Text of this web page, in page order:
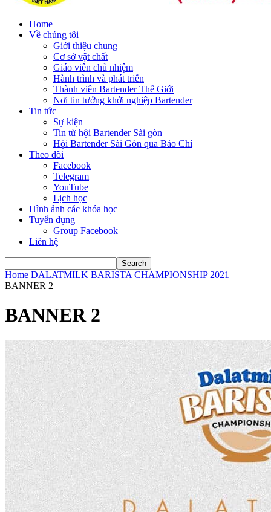
Home
Về chúng tôi
Giới thiệu chung
Cơ sở vật chất
Giáo viên chủ nhiệm
Hành trình và phát triển
Thành viên Bartender Thế Giới
Nơi tin tưởng khởi nghiệp Bartender
Tin tức
Sự kiện
Tin từ hội Bartender Sài gòn
Hội Bartender Sài Gòn qua Báo Chí
Theo dõi
Facebook
Telegram
YouTube
Lịch học
Hình ảnh các khóa học
Tuyển dụng
Group Facebook
Liên hệ
Home DALATMILK BARISTA CHAMPIONSHIP 2021
BANNER 2
BANNER 2